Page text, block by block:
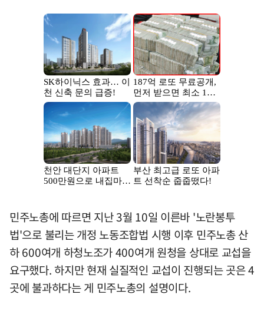
민주노총에 따르면 지난 3월 10일 이른바 '노란봉투
법'으로 불리는 개정 노동조합법 시행 이후 민주노총 산
하 600여개 하청노조가 400여개 원청을 상대로 교섭을
요구했다. 하지만 현재 실질적인 교섭이 진행되는 곳은 4
곳에 불과하다는 게 민주노총의 설명이다.